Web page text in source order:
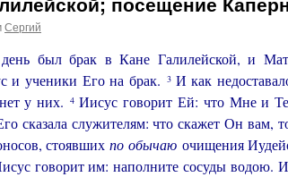
Сергий
был брак в Кане Галилейской, и
и ученики Его на брак. 3 И как
у них.4Иисус говорит Ей: что Мне и
сказала служителям: что скажет Он вам,
стоявшихпо обычаю очищения
говорит им: наполните сосуды водою.